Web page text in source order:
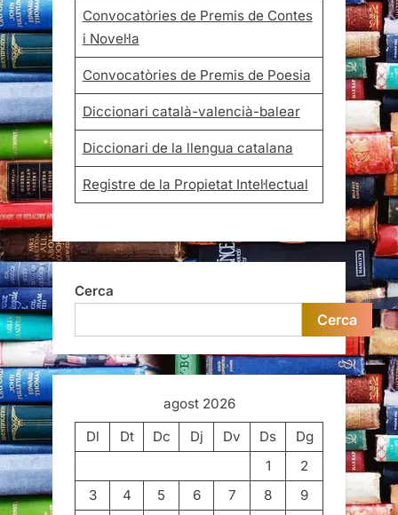
Convocatòries de Premis de Contes
i Novel·la
Convocatòries de Premis de Poesia
Diccionari català-valencià-balear
Diccionari de la llengua catalana
Registre de la Propietat Intel·lectual
Cerca
Cerca
agost 2026
Dl
Dt Dc Dj Dv Ds
Dg
1
2
3
4 5 6 7 8 9